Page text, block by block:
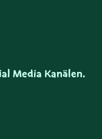
Media Kanälen.